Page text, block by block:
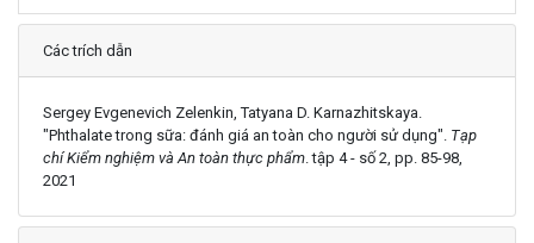
Chi tiết
Các trích dẫn
Sergey Evgenevich Zelenkin, Tatyana D. Karnazhitskaya.
"Phthalate trong sữa: đánh giá an toàn cho người sử dụng". Tạp
chí Kiểm nghiệm và An toàn thực phẩm. tập 4 - số 2, pp. 85-98,
2021